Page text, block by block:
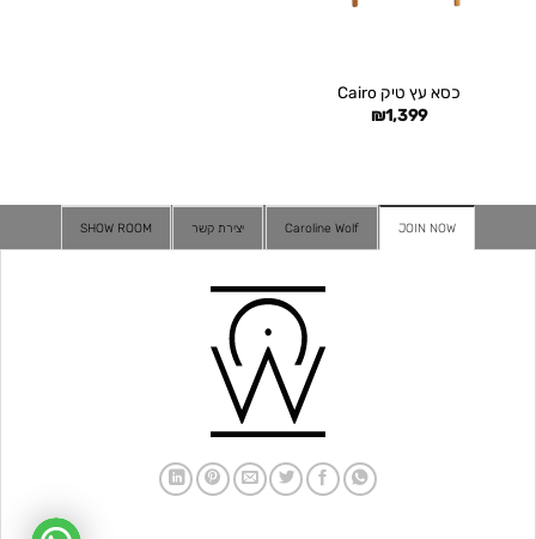
כסא עץ טיק Cairo
₪1,399
JOIN NOW
Caroline Wolf יצירת קשר SHOW ROOM